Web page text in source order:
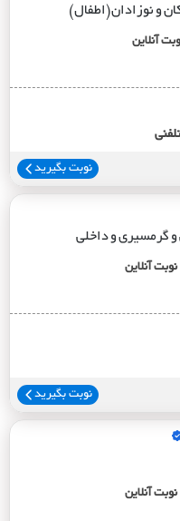
و نوزادان(اطفال)
آنلاین
نوبت بگیرید
گرمسیری و داخلی
نوبت آنلاین
نوبت بگیرید
نوبت آنلاین